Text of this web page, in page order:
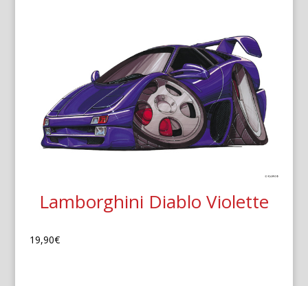
Lamborghini Diablo Violette
19,90€